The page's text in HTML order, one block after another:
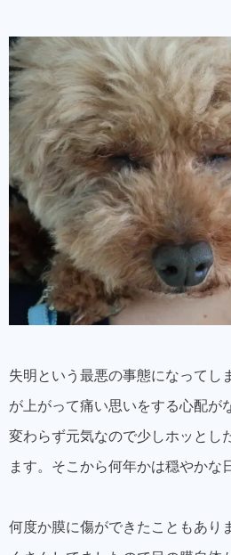
失明という最悪の事態になってし
が上がって痛い思いをする心配が
変わらず元気なので少しホッとし
ます。そこから何年かは穏やかな
何度か膜に傷ができたこともあり